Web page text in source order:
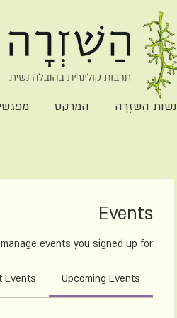
נשות הַשִּׁזְרָה המרקט
Events
events you signed up for
Upcoming Events
Events